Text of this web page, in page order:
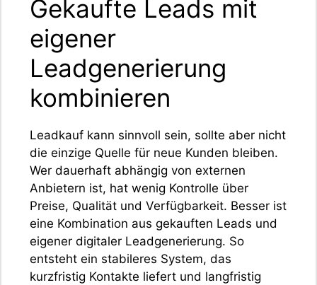
Gekaufte Leads mit
eigener
Leadgenerierung
kombinieren
Leadkauf kann sinnvoll sein, sollte aber nicht
die einzige Quelle für neue Kunden bleiben.
Wer dauerhaft abhängig von externen
Anbietern ist, hat wenig Kontrolle über
Preise, Qualität und Verfügbarkeit. Besser ist
eine Kombination aus gekauften Leads und
eigener digitaler Leadgenerierung. So
entsteht ein stabileres System, das
kurzfristig Kontakte liefert und langfristig